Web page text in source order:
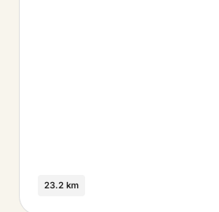
23.2 km